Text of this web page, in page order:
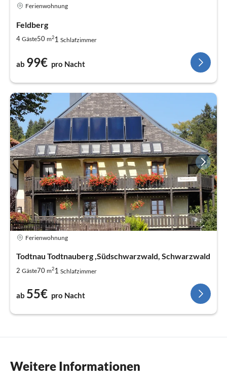
Ferienwohnung
Feldberg
4 Gäste50 m21 Schlafzimmer
ab 99€ pro Nacht
Ferienwohnung
Todtnau Todtnauberg ,Südschwarzwald, Schwarzwald
2 Gäste70 m21 Schlafzimmer
ab 55€ pro Nacht
Weitere Informationen